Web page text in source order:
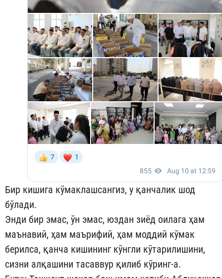
Бир кишига кўмаклашсангиз, у қанчалик шод
бўлади.
Энди бир эмас, ўн эмас, юздан зиёд оилага ҳам
маънавий, ҳам маърифий, ҳам моддий кўмак
берилса, қанча кишининг кўнгли кўтарилишини,
сизни алқашини тасаввур қилиб кўринг-а.